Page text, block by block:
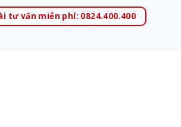
tư vấn miễn phí: 0824.400.400